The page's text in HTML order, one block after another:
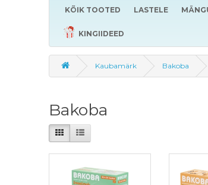
KÕIK TOOTED LASTELE
KINGIIDEED
Kaubamärk Bakoba
Bakoba